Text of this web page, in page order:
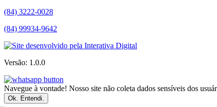
(84) 3222-0028
(84) 99934-9642
Versão: 1.0.0
Navegue à vontade! Nosso site não coleta dados sensíveis dos
Ok. Entendi.